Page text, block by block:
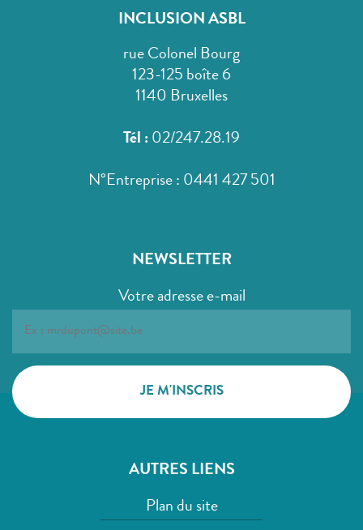
INCLUSION ASBL
rue Colonel Bourg
123-125 boîte 6
1140 Bruxelles
Tél : 02/247.28.19
N°Entreprise : 0441 427 501
NEWSLETTER
Votre adresse e-mail
AUTRES LIENS
Plan du site